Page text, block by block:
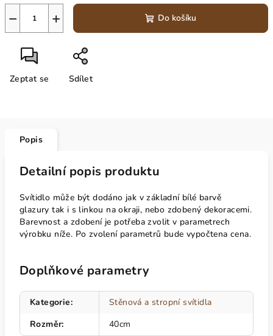
+
− Do košíku
Zeptat se Sdílet
Popis
Detailní popis produktu
Svítidlo může být dodáno jak v základní bílé barvě
glazury tak i s linkou na okraji, nebo zdobený dekoracemi.
Barevnost a zdobení je potřeba zvolit v parametrech
výrobku níže. Po zvolení parametrů bude vypočtena cena.
Doplňkové parametry
Kategorie:
Stěnová a stropní svítidla
Rozměr: 40cm